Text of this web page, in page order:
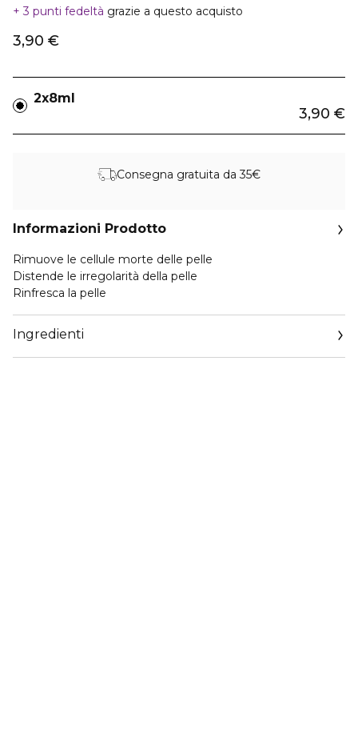
3 punti fedeltà grazie a questo acquisto
3,90 €
2x8ml
3,90 €
Consegna gratuita da 35€
Informazioni Prodotto
Rimuove le cellule morte delle pelle
Distende le irregolarità della pelle
Rinfresca la pelle
Ingredienti